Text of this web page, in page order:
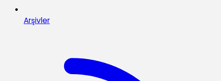
Arşivler